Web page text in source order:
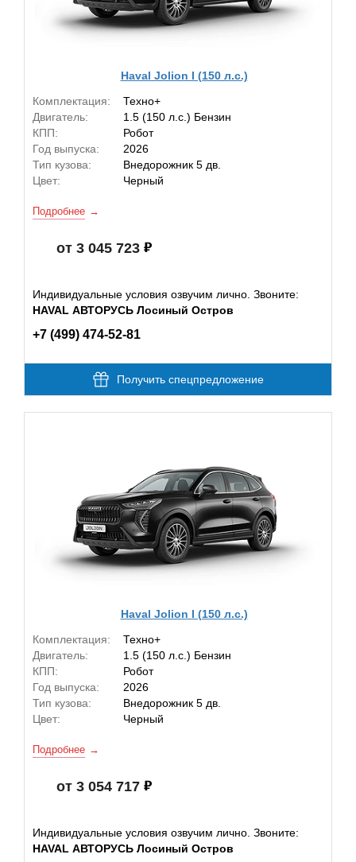
Haval Jolion I (150 л.с.)
Комплектация:
Техно+
Двигатель:
1.5 (150 л.с.) Бензин
КПП:
Робот
Год выпуска:
2026
Тип кузова:
Внедорожник 5 дв.
Цвет:
Черный
Подробнее
от 3 045 723
Индивидуальные условия озвучим лично. Звоните:
HAVAL АВТОРУСЬ Лосиный Остров
+7 (499) 474-52-81
Получить спецпредложение
Haval Jolion I (150 л.с.)
Комплектация:
Техно+
Двигатель:
1.5 (150 л.с.) Бензин
КПП:
Робот
Год выпуска:
2026
Тип кузова:
Внедорожник 5 дв.
Цвет:
Черный
Подробнее
от 3 054 717
Индивидуальные условия озвучим лично. Звоните:
HAVAL АВТОРУСЬ Лосиный Остров